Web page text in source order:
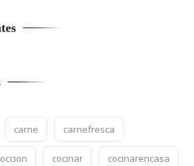
carne carnefresca
cocinar cocinarencasa